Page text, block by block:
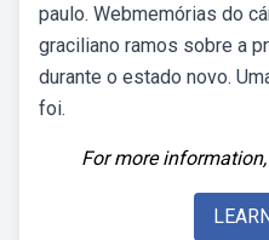
paulo. Webmemórias do
graciliano ramos sobre a
durante o estado novo.
foi.
For more